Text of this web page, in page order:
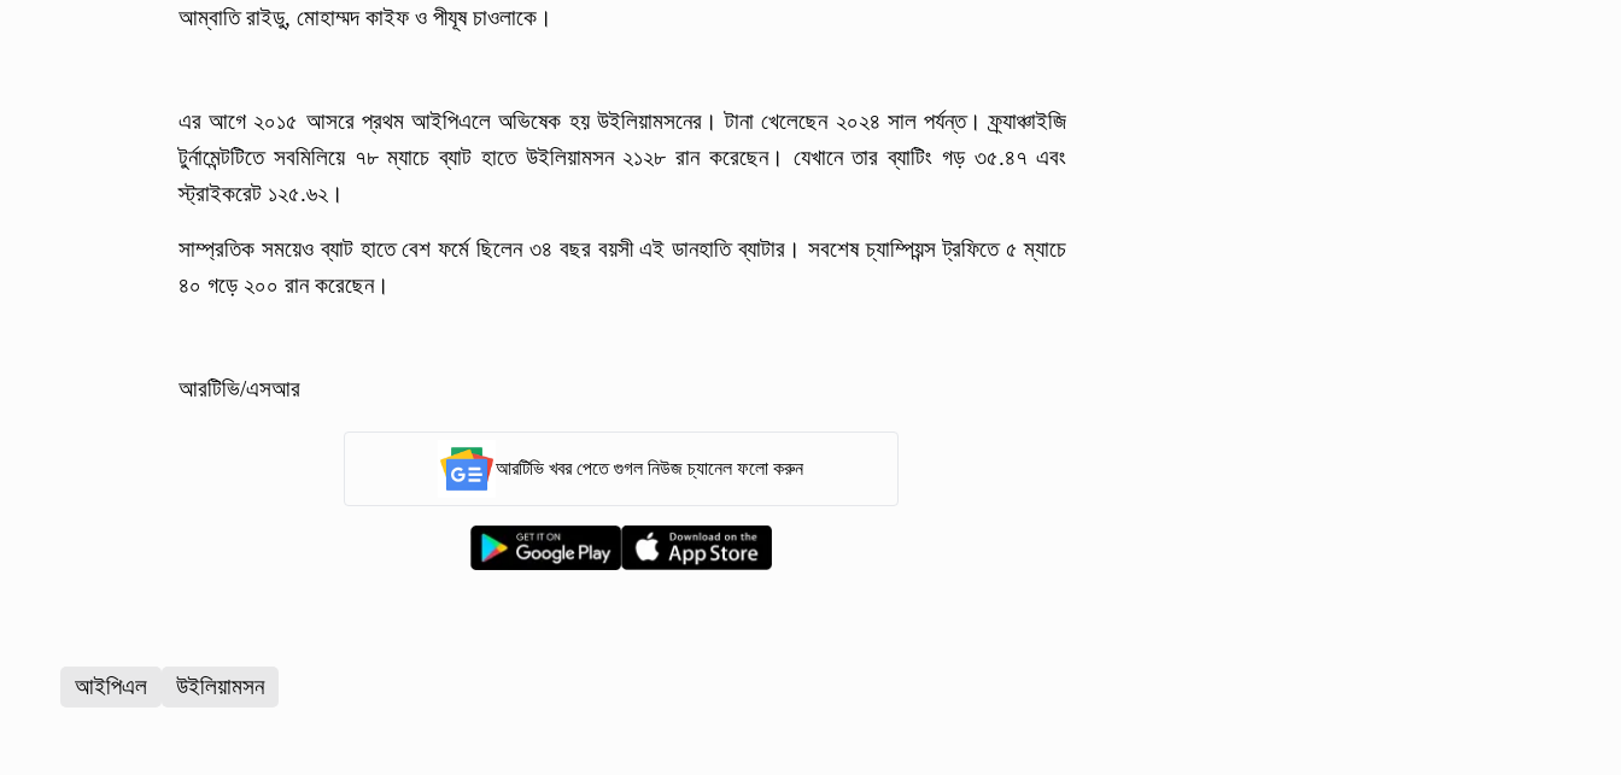
আম্বাতি রাইডু, মোহাম্মদ কাইফ ও পীযূষ চাওলাকে।
এর আগে ২০১৫ আসরে প্রথম আইপিএলে অভিষেক হয় উইলিয়ামসনের। টানা খেলেছেন ২০২৪ সাল পর্যন্ত। ফ্র্যাঞ্চাইজি
টুর্নামেন্টটিতে সবমিলিয়ে ৭৮ ম্যাচে ব্যাট হাতে উইলিয়ামসন ২১২৮ রান করেছেন। যেখানে তার ব্যাটিং গড় ৩৫.৪৭ এবং
স্ট্রাইকরেট ১২৫.৬২।
সাম্প্রতিক সময়েও ব্যাট হাতে বেশ ফর্মে ছিলেন ৩৪ বছর বয়সী এই ডানহাতি ব্যাটার। সবশেষ চ্যাম্পিয়ন্স ট্রফিতে ৫ ম্যাচে
৪০ গড়ে ২০০ রান করেছেন।
আরটিভি/এসআর
আরটিভি খবর পেতে গুগল নিউজ চ্যানেল ফলো করুন
আইপিএল উইলিয়ামসন